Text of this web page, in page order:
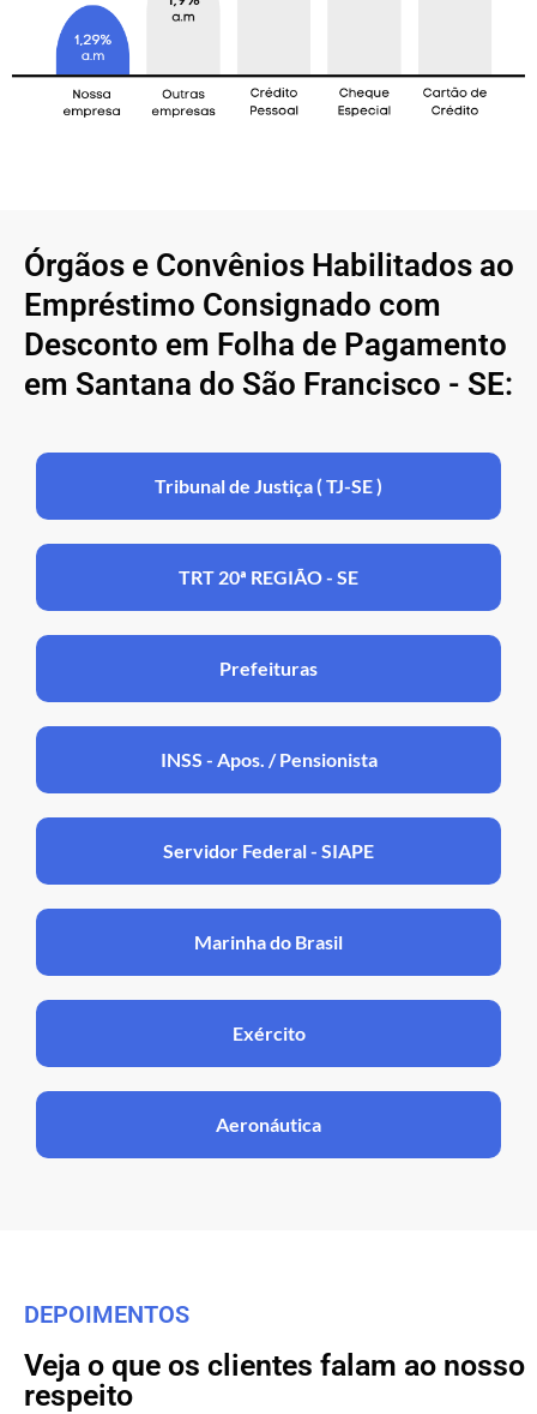
Órgãos e Convênios Habilitados ao
Empréstimo Consignado com
Desconto em Folha de Pagamento
em Santana do São Francisco - SE:
Tribunal de Justiça ( TJ-SE )
TRT 20ª REGIÃO - SE
Prefeituras
INSS - Apos. / Pensionista
Servidor Federal - SIAPE
Marinha do Brasil
Exército
Aeronáutica
DEPOIMENTOS
Veja o que os clientes falam ao nosso
respeito